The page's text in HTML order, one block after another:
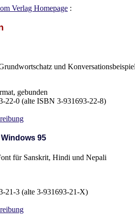
Verlag Homepage :
und
gebunden
22-0 (alte ISBN 3-931693-22-8)
95
für Sanskrit, Hindi und Nepali
21-3 (alte 3-931693-21-X)